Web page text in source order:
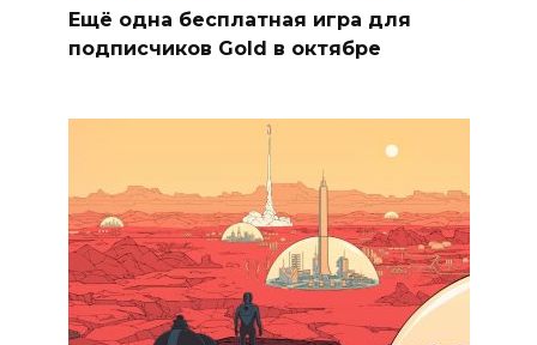
Ещё одна бесплатная игра для
подписчиков Gold в октябре